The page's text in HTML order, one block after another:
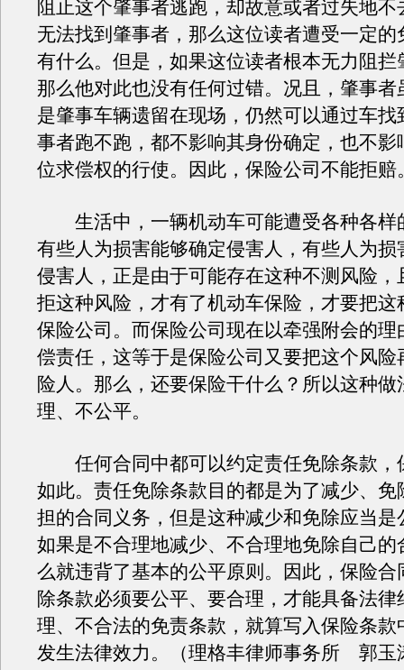
阻止这个肇事者逃跑，却故意或者过失地不
无法找到肇事者，那么这位读者遭受一定的
有什么。但是，如果这位读者根本无力阻拦
那么他对此也没有任何过错。况且，肇事者
是肇事车辆遗留在现场，仍然可以通过车找
事者跑不跑，都不影响其身份确定，也不影
位求偿权的行使。因此，保险公司不能拒赔
生活中，一辆机动车可能遭受各种各样
有些人为损害能够确定侵害人，有些人为损
侵害人，正是由于可能存在这种不测风险，
拒这种风险，才有了机动车保险，才要把这
保险公司。而保险公司现在以牵强附会的理
偿责任，这等于是保险公司又要把这个风险
险人。那么，还要保险干什么？所以这种做
理、不公平。
任何合同中都可以约定责任免除条款，
如此。责任免除条款目的都是为了减少、免
担的合同义务，但是这种减少和免除应当是
如果是不合理地减少、不合理地免除自己的
么就违背了基本的公平原则。因此，保险合
除条款必须要公平、要合理，才能具备法律
理、不合法的免责条款，就算写入保险条款
发生法律效力。（理格丰律师事务所 郭玉